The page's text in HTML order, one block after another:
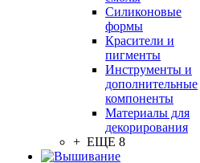
Силиконовые
формы
Красители и
пигменты
Инструменты и
дополнительные
компоненты
Материалы для
декорирования
+ ЕЩЕ 8